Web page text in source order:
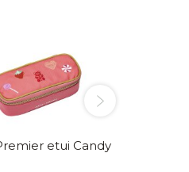
Jeune Premier etui Candy